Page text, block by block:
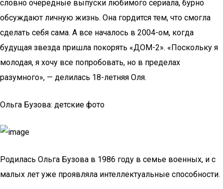
словно очередные выпуски любимого сериала, бурно
обсуждают личную жизнь. Она гордится тем, что смогла
сделать себя сама. А все началось в 2004-ом, когда
будущая звезда пришла покорять «ДОМ-2». «Поскольку я
молодая, я хочу все попробовать, но в пределах
разумного», — делилась 18-летняя Оля.
Ольга Бузова: детские фото
Родилась Ольга Бузова в 1986 году в семье военных, и с
малых лет уже проявляла интеллектуальные способности.